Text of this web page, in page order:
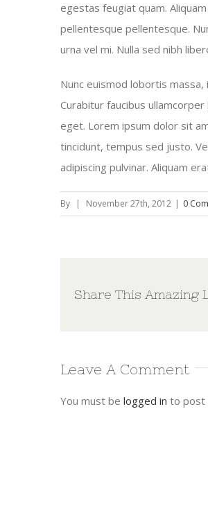
egestas feugiat quam.
pellentesque pellentesque.
urna vel mi. Nulla sed nibh
Nunc euismod lobortis
Curabitur faucibus
eget. Lorem ipsum dolor sit
tincidunt, tempus sed justo.
adipiscing pulvinar. Aliquam
By | November 27th, 2012 | 0
Share This Amazing
Leave A Comment
You must be logged in to post